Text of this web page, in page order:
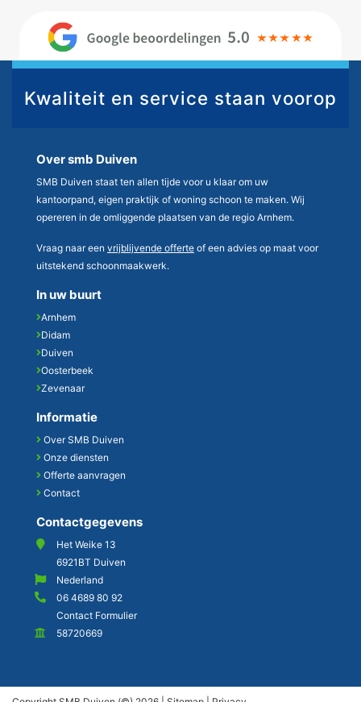
Kwaliteit en service staan voorop
Over smb Duiven
SMB Duiven staat ten allen tijde voor u klaar om uw
kantoorpand, eigen praktijk of woning schoon te maken. Wij
opereren in de omliggende plaatsen van de regio Arnhem.
Vraag naar een vrijblijvende offerte of een advies op maat voor
uitstekend schoonmaakwerk.
In uw buurt
Arnhem
Didam
Duiven
Oosterbeek
Zevenaar
Informatie
Over SMB Duiven
Onze diensten
Offerte aanvragen
Contact
Contactgegevens
Het Weike 13
6921BT Duiven
Nederland
06 4689 80 92
Contact Formulier
58720669